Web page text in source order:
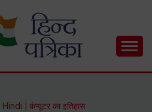
Hindi Inspirational Stories, Hindi
| कंप्यूटर का इतिहास